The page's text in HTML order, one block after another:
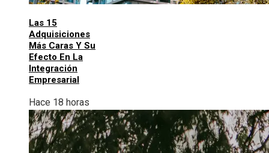
Las 15
Adquisiciones
Más Caras Y Su
Efecto En La
Integración
Empresarial
Hace 18 horas